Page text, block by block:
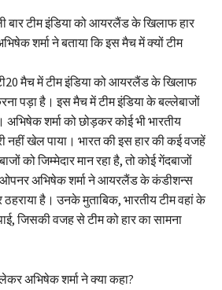
टीम इंडिया को आयरलैंड के खिलाफ हार
शर्मा ने बताया कि इस मैच में क्यों टीम
मैच में टीम इंडिया को आयरलैंड के खिलाफ
पड़ा है। इस मैच में टीम इंडिया के बल्लेबाजों
अभिषेक शर्मा को छोड़कर कोई भी भारतीय
नहीं खेल पाया। भारत की इस हार की कई वजहें
को जिम्मेदार मान रहा है, तो कोई गेंदबाजों
अभिषेक शर्मा ने आयरलैंड के कंडीशन्स
ठहराया है। उनके मुताबिक, भारतीय टीम वहां के
जिसकी वजह से टीम को हार का सामना
अभिषेक शर्मा ने क्या कहा?